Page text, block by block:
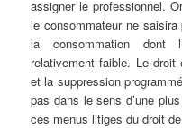
assigner le professionnel.
le consommateur ne
la consommation dont
relativement faible. Le
et la suppression
pas dans le sens d’une
ces menus litiges du droit